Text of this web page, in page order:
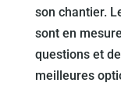
son chantier.
sont en
questions et
meilleures